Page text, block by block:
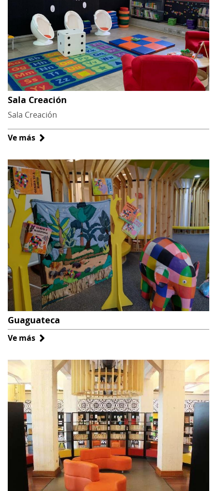
Sala Creación
Sala Creación
Ve más sobre
Creación
Guaguateca
Ve más sobre